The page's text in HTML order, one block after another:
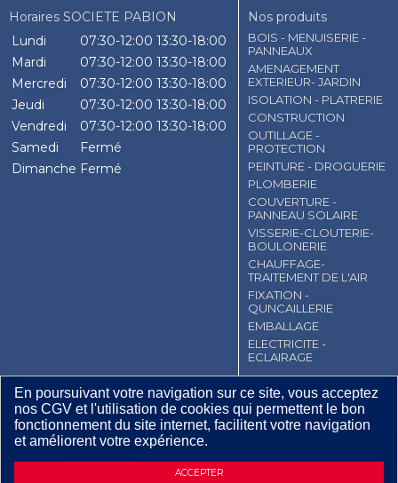
ACCEPTER
En poursuivant votre navigation sur ce site, vous acceptez
nos CGV et l'utilisation de cookies qui permettent le bon
fonctionnement du site internet, facilitent votre navigation
et améliorent votre expérience.
18,47 TTC / SAC
€ HT / SAC
Horaires SOCIETE PABION
Lundi
07:30-12:00 13:30-18:00
Mardi
07:30-12:00 13:30-18:00
Mercredi
07:30-12:00 13:30-18:00
Jeudi
07:30-12:00 13:30-18:00
Vendredi
07:30-12:00 13:30-18:00
Samedi
Fermé
Dimanche Fermé
Nos produits
BOIS - MENUISERIE -
PANNEAUX
AMENAGEMENT
EXTERIEUR- JARDIN
ISOLATION - PLATRERIE
CONSTRUCTION
OUTILLAGE -
PROTECTION
PEINTURE - DROGUERIE
PLOMBERIE
COUVERTURE -
PANNEAU SOLAIRE
VISSERIE-CLOUTERIE-
BOULONERIE
CHAUFFAGE-
TRAITEMENT DE L'AIR
FIXATION -
QUNCAILLERIE
EMBALLAGE
ELECTRICITE -
ECLAIRAGE
CGV Contact
Mentions légales
Plan du site